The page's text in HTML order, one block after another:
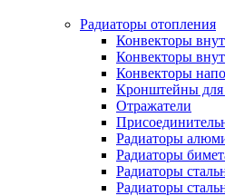
Радиаторы отопления
Конвекторы
Конвекторы
Конвекторы
Кронштейны для
Отражатели
Радиаторы
Радиаторы
Радиаторы
Радиаторы